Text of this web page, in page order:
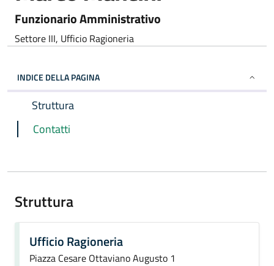
Funzionario Amministrativo
Settore III, Ufficio Ragioneria
INDICE DELLA PAGINA
Struttura
Contatti
Struttura
Ufficio Ragioneria
Piazza Cesare Ottaviano Augusto 1